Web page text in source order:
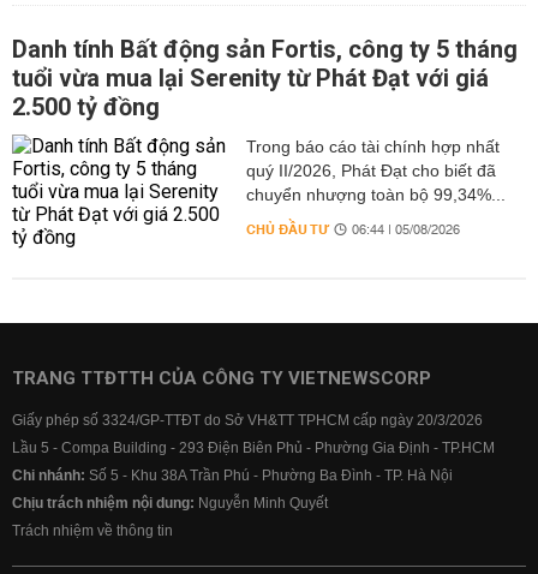
Danh tính Bất động sản Fortis, công ty 5 tháng
tuổi vừa mua lại Serenity từ Phát Đạt với giá
2.500 tỷ đồng
Trong báo cáo tài chính hợp nhất
quý II/2026, Phát Đạt cho biết đã
chuyển nhượng toàn bộ 99,34%...
CHỦ ĐẦU TƯ 06:44 | 05/08/2026
TRANG TTĐTTH CỦA CÔNG TY VIETNEWSCORP
Giấy phép số 3324/GP-TTĐT do Sở VH&TT TPHCM cấp ngày 20/3/2026
Lầu 5 - Compa Building - 293 Điện Biên Phủ - Phường Gia Định - TP.HCM
Chi nhánh: Số 5 - Khu 38A Trần Phú - Phường Ba Đình - TP. Hà Nội
Chịu trách nhiệm nội dung: Nguyễn Minh Quyết
Trách nhiệm về thông tin